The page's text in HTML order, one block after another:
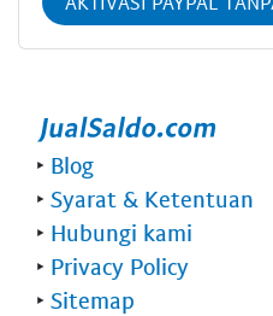
‣ Blog
‣ Syarat & Ketentuan
‣ Hubungi kami
‣ Privacy Policy
‣ Sitemap